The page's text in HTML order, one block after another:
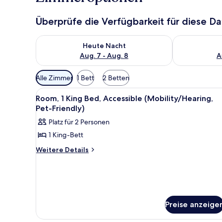
Überprüfe die Verfügbarkeit für diese
Heute Nacht
Aug. 7 - Aug. 8
Überprüfe die Verfügbarkeit für heute Nacht, Aug. 7
Überprüfe
Verfügbare
Filter
für
Zimmer
Alle Zimmer 1 Bett 2 Betten
Alle
Fotos
für
Room,
1
King
anzeigen
Ein modernes Hotelzimmer
5
Room, 1 King Bed, Accessible (Mobility/Hearing,
Pet-Friendly)
Platz für 2 Personen
1 King-Bett
Weitere Details
Weitere
Accessible
Preise